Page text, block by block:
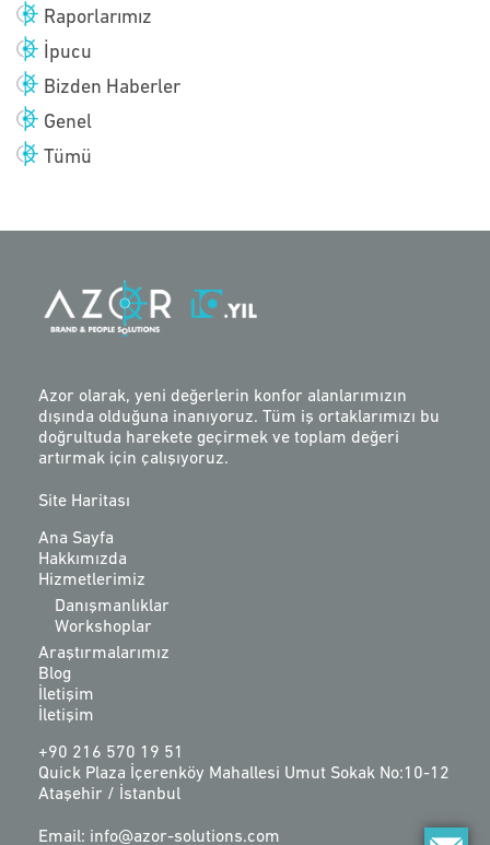
Raporlarımız
İpucu
Bizden Haberler
Genel
Tümü
Azor olarak, yeni değerlerin konfor alanlarımızın
dışında olduğuna inanıyoruz. Tüm iş ortaklarımızı bu
doğrultuda harekete geçirmek ve toplam değeri
artırmak için çalışıyoruz.
Site Haritası
Ana Sayfa
Hakkımızda
Hizmetlerimiz
Danışmanlıklar
Workshoplar
Araştırmalarımız
Blog
İletişim
İletişim
+90 216 570 19 51
Quick Plaza İçerenköy Mahallesi Umut Sokak No:10-12
Ataşehir / İstanbul
Email: info@azor-solutions.com